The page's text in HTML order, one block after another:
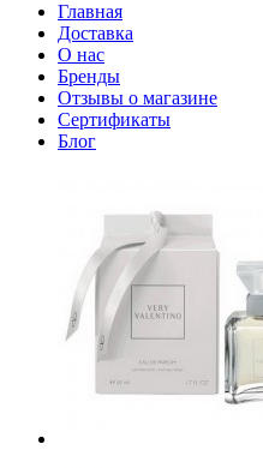
Главная
Доставка
О нас
Бренды
Отзывы о магазине
Сертификаты
Блог